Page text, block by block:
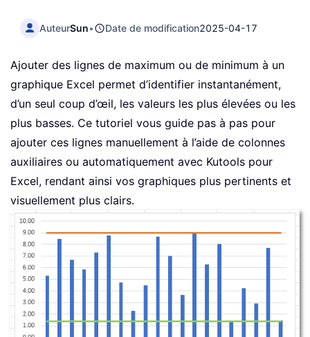
AuteurSun• Date de modification2025-04-17
Ajouter des lignes de maximum ou de minimum à un
graphique Excel permet d’identifier instantanément,
d’un seul coup d’œil, les valeurs les plus élevées ou les
plus basses. Ce tutoriel vous guide pas à pas pour
ajouter ces lignes manuellement à l’aide de colonnes
auxiliaires ou automatiquement avec Kutools pour
Excel, rendant ainsi vos graphiques plus pertinents et
visuellement plus clairs.